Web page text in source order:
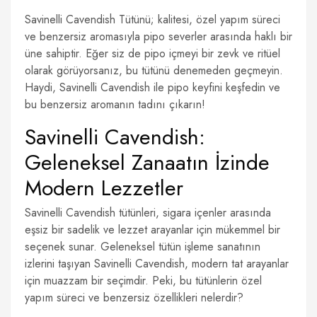
Savinelli Cavendish Tütünü; kalitesi, özel yapım süreci
ve benzersiz aromasıyla pipo severler arasında haklı bir
üne sahiptir. Eğer siz de pipo içmeyi bir zevk ve ritüel
olarak görüyorsanız, bu tütünü denemeden geçmeyin.
Haydi, Savinelli Cavendish ile pipo keyfini keşfedin ve
bu benzersiz aromanın tadını çıkarın!
Savinelli Cavendish:
Geleneksel Zanaatın İzinde
Modern Lezzetler
Savinelli Cavendish tütünleri, sigara içenler arasında
eşsiz bir sadelik ve lezzet arayanlar için mükemmel bir
seçenek sunar. Geleneksel tütün işleme sanatının
izlerini taşıyan Savinelli Cavendish, modern tat arayanlar
için muazzam bir seçimdir. Peki, bu tütünlerin özel
yapım süreci ve benzersiz özellikleri nelerdir?